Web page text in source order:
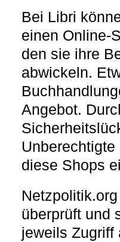
Bei Libri
einen Online-
den sie ihre
abwickeln.
Angebot.
diese Shops
überprüft und
jeweils Zugriff